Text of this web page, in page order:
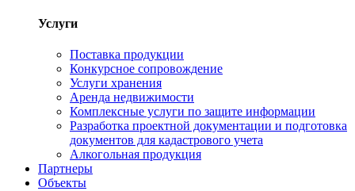
Услуги
Поставка продукции
Конкурсное сопровождение
Услуги хранения
Аренда недвижимости
Комплексные услуги по защите информации
Разработка проектной документации и подготовка
документов для кадастрового учета
Алкогольная продукция
Партнеры
Объекты